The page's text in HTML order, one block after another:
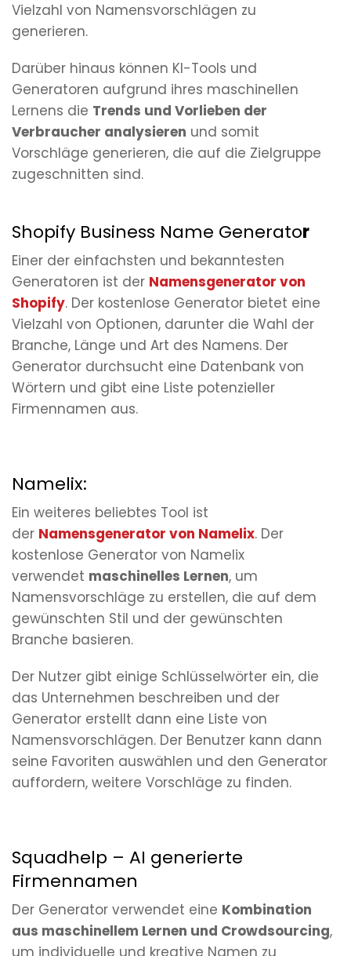
Vielzahl von Namensvorschlägen zu
generieren.
Darüber hinaus können KI-Tools und
Generatoren aufgrund ihres maschinellen
Lernens die Trends und Vorlieben der
Verbraucher analysieren und somit
Vorschläge generieren, die auf die Zielgruppe
zugeschnitten sind.
Shopify Business Name Generator
Einer der einfachsten und bekanntesten
Generatoren ist der Namensgenerator von
Shopify. Der kostenlose Generator bietet eine
Vielzahl von Optionen, darunter die Wahl der
Branche, Länge und Art des Namens. Der
Generator durchsucht eine Datenbank von
Wörtern und gibt eine Liste potenzieller
Firmennamen aus.
Namelix:
Ein weiteres beliebtes Tool ist
der Namensgenerator von Namelix. Der
kostenlose Generator von Namelix
verwendet maschinelles Lernen, um
Namensvorschläge zu erstellen, die auf dem
gewünschten Stil und der gewünschten
Branche basieren.
Der Nutzer gibt einige Schlüsselwörter ein, die
das Unternehmen beschreiben und der
Generator erstellt dann eine Liste von
Namensvorschlägen. Der Benutzer kann dann
seine Favoriten auswählen und den Generator
auffordern, weitere Vorschläge zu finden.
Squadhelp – AI generierte
Firmennamen
Der Generator verwendet eine Kombination
aus maschinellem Lernen und Crowdsourcing,